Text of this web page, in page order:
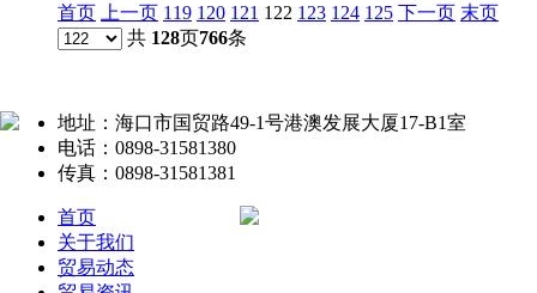
首页 上一页 119 120 121 122 123 124 125 下一页 末页
共 128页766条
地址：海口市国贸路49-1号港澳发展大厦17-B1室
电话：0898-31581380
传真：0898-31581381
首页
关于我们
贸易动态